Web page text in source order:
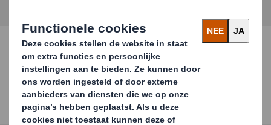
Industrie-oplossingen
Op maat gemaakt voor uw bedrijf